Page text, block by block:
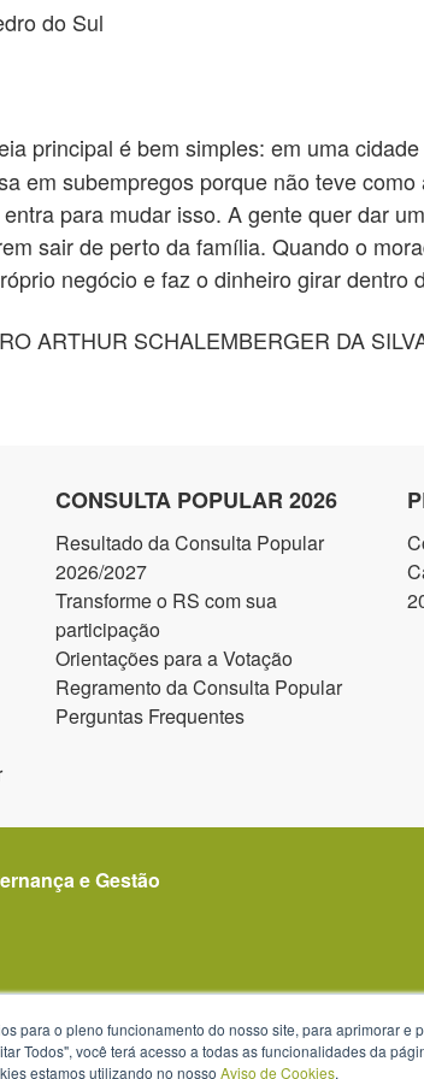
do Sul
principal é bem simples: em uma
em subempregos porque não teve
para mudar isso. A gente quer dar
sair de perto da família. Quando o
negócio e faz o dinheiro girar dentro
ARTHUR SCHALEMBERGER DA
CONSULTA POPULAR 2026
Resultado da Consulta Popular
2026/2027
Transforme o RS com sua
participação
Orientações para a Votação
Regramento da Consulta Popular
Perguntas Frequentes
e Gestão
às 12h e das 13h30 às 18h
para o pleno funcionamento do nosso site, para aprimorar
Todos", você terá acesso a todas as funcionalidades da
estamos utilizando no nosso Aviso de Cookies.